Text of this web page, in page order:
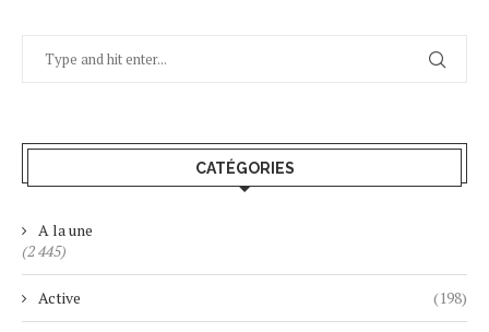
CATÉGORIES
A la une
(2 445)
Active (198)